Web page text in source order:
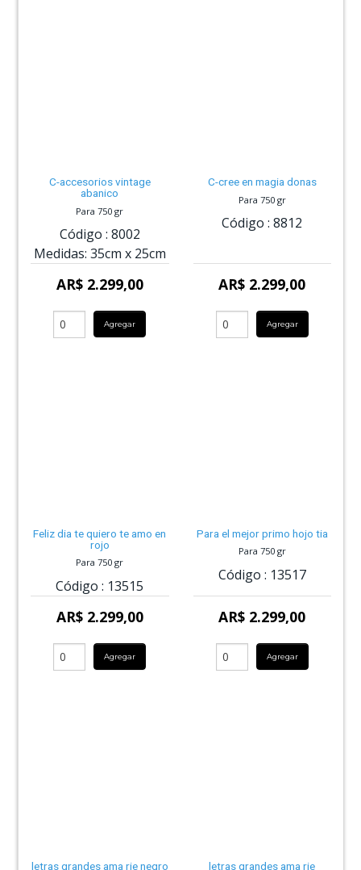
C-accesorios vintage
abanico
Para 750 gr
Código : 8002
Medidas: 35cm x 25cm
AR$ 2.299,00
Agregar
C-cree en magia donas
Para 750 gr
Código : 8812
AR$ 2.299,00
Agregar
Feliz dia te quiero te amo en
rojo
Para 750 gr
Código : 13515
AR$ 2.299,00
Agregar
Para el mejor primo hojo tia
Para 750 gr
Código : 13517
AR$ 2.299,00
Agregar
letras grandes ama rie negro letras grandes ama rie